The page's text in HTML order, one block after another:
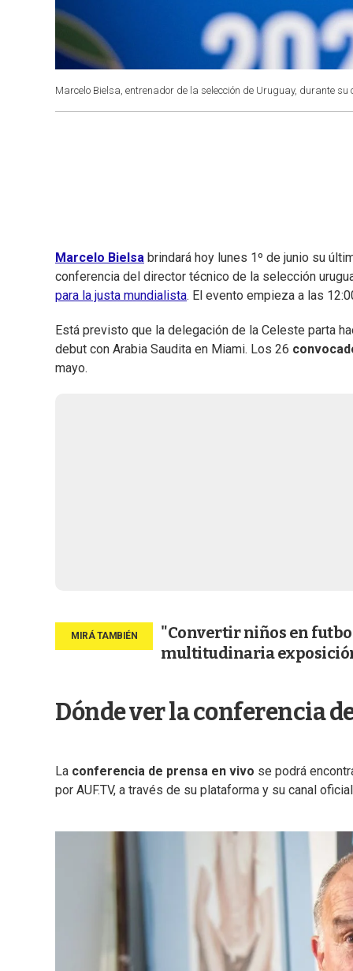
Marcelo Bielsa, entrenador de la selección de Uruguay, durante
Marcelo Bielsa brindará hoy lunes 1º de junio su
conferencia del director técnico de la selección
para la justa mundialista. El evento empieza a las
Está previsto que la delegación de la Celeste parta
debut con Arabia Saudita en Miami. Los 26
mayo.
"Convertir niños en
multitudinaria
Dónde ver la conferencia
La conferencia de prensa en vivo se podrá
por AUF.TV, a través de su plataforma y su canal